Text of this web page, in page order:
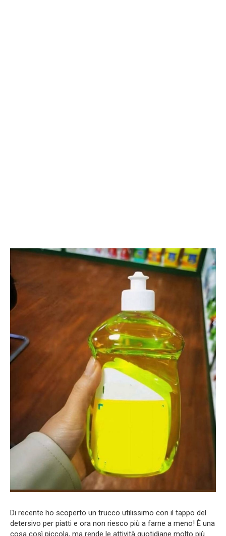
Di recente ho scoperto un trucco utilissimo con il tappo del
detersivo per piatti e ora non riesco più a farne a meno! È una
cosa così piccola, ma rende le attività quotidiane molto più